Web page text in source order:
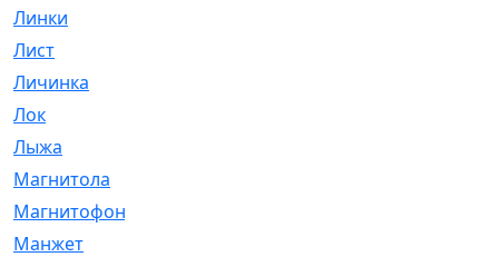
Линки
Лист
Личинка
Лок
Лыжа
Магнитола
Магнитофон
Манжет